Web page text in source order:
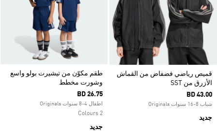
قميص رياضي فضفاض من القماش
الأزرق من SST
BD 43.00
شباب 8-16 سنوات Originals
جديد
طقم مكوّن من تيشيرت بولو واسع
وشورت مخطط
BD 26.75
اطفال 4-8 سنوات Originals
2 Colours
جديد